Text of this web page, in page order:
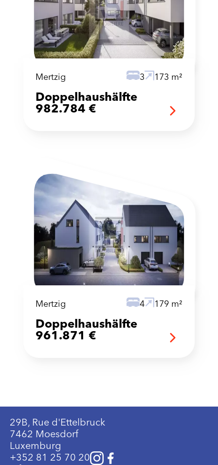
Mertzig 3 173 m²
Doppelhaushälfte
982.784 €
Mertzig 4 179 m²
Doppelhaushälfte
961.871 €
29B, Rue d'Ettelbruck
7462 Moesdorf
Luxemburg
+352 81 25 70 20